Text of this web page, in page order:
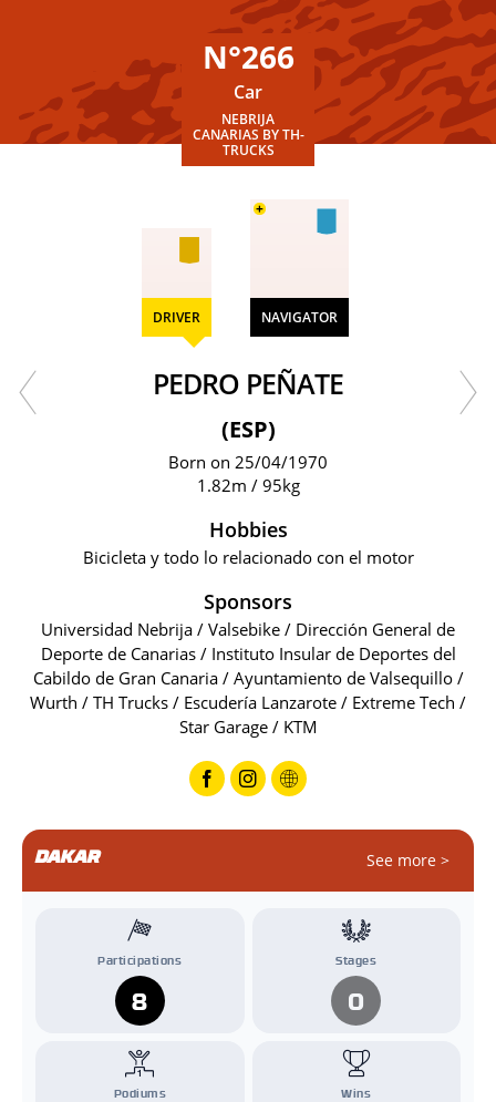
N°266
Car
NEBRIJA
CANARIAS BY TH-
TRUCKS
DRIVER NAVIGATOR
+
PEDRO PEÑATE
(ESP)
Born on 25/04/1970
1.82m / 95kg
Hobbies
Bicicleta y todo lo relacionado con el motor
Sponsors
Universidad Nebrija / Valsebike / Dirección General de
Deporte de Canarias / Instituto Insular de Deportes del
Cabildo de Gran Canaria / Ayuntamiento de Valsequillo /
Wurth / TH Trucks / Escudería Lanzarote / Extreme Tech /
Star Garage / KTM
DAKAR See more >
Participations
8
Stages
0
Podiums Wins